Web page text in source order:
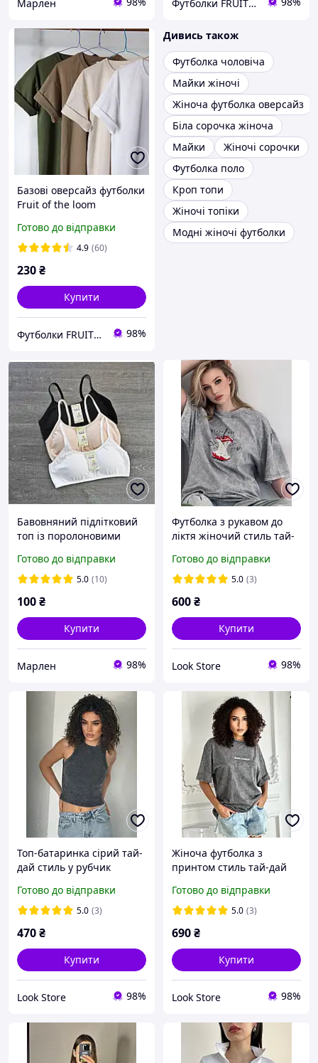
Марлен Футболки FRUIT 👕
Базові оверсайз футболки
Fruit of the loom
100% бавовна
Готово до відправки
4.9 (60)
230₴
Купити
Футболки FRUIT 👕 98%
Дивись також
Футболка чоловіча
Майки жіночі
Жіноча футболка оверсайз
Біла сорочка жіноча
Майки
Жіночі сорочки
Футболка поло
Кроп топи
Жіночі топіки
Модні жіночі футболки
Бавовняний підлітковий
топ із поролоновими
підлітковий топік
Готово до відправки
5.0 (10)
100₴
Купити
Марлен 98%
Футболка з рукавом до
ліктя жіночий стиль тай-
модне міське літо
Готово до відправки
5.0 (3)
600₴
Купити
Look Store 98%
Топ-батаринка сірий тай-
дай стиль у рубчик
модний чудової якості
Готово до відправки
5.0 (3)
470₴
Купити
Look Store 98%
Жіноча футболка з
принтом стиль тай-дай
фабрична чудової якості
Готово до відправки
5.0 (3)
690₴
Купити
Look Store 98%